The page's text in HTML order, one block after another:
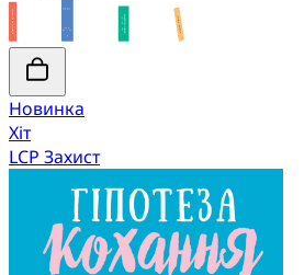
Новинка
Хіт
LCP Захист